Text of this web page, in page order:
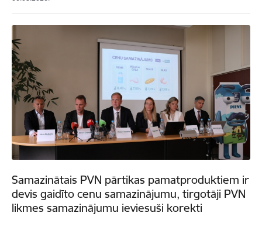
Samazinātais PVN pārtikas pamatproduktiem ir
devis gaidīto cenu samazinājumu, tirgotāji PVN
likmes samazinājumu ieviesuši korekti